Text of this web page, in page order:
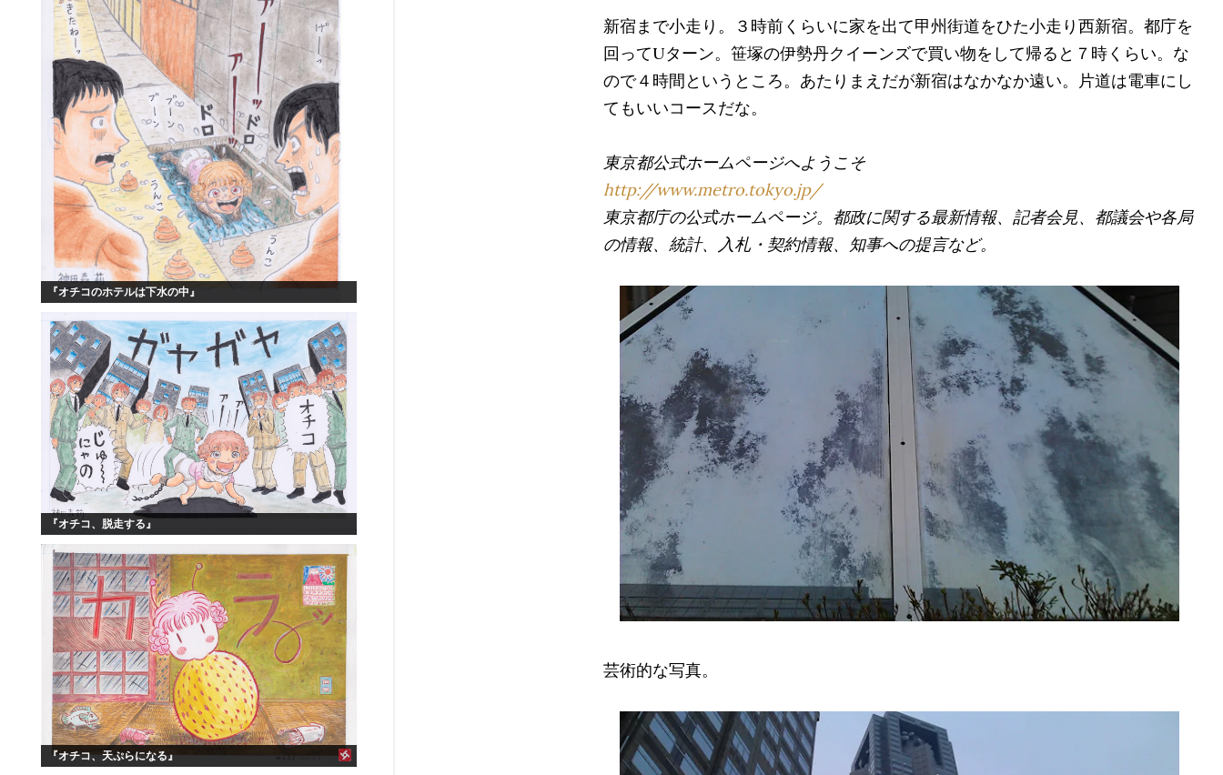
新宿まで小走り。３時前くらいに家を出て甲州街道をひた小走り西新宿。都庁を
回ってUターン。笹塚の伊勢丹クイーンズで買い物をして帰ると７時くらい。な
ので４時間というところ。あたりまえだが新宿はなかなか遠い。片道は電車にし
てもいいコースだな。
東京都公式ホームページへようこそ
http://www.metro.tokyo.jp/
東京都庁の公式ホームページ。都政に関する最新情報、記者会見、都議会や各局
の情報、統計、入札・契約情報、知事への提言など。
芸術的な写真。
『オチコのホテルは下水の中』
『オチコ、脱走する』
『オチコ、天ぷらになる』